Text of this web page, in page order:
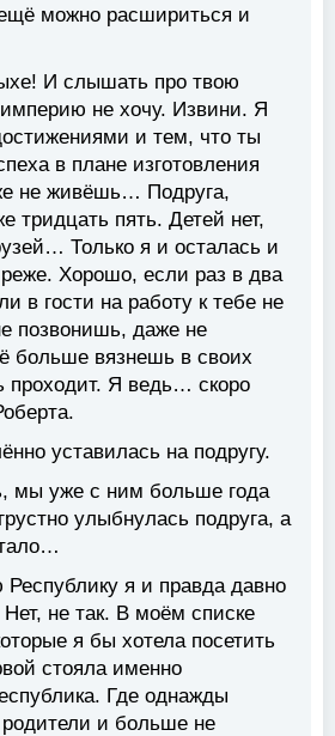
можно расшириться и
И слышать про твою
не хочу. Извини. Я
и тем, что ты
в плане изготовления
не живёшь… Подруга,
тридцать пять. Детей нет,
Только я и осталась и
Хорошо, если раз в два
в гости на работу к тебе не
позвонишь, даже не
больше вязнешь в своих
проходит. Я ведь… скоро
уставилась на подругу.
мы уже с ним больше года
улыбнулась подруга, а
я и правда давно
не так. В моём списке
я бы хотела посетить
стояла именно
Где однажды
и больше не